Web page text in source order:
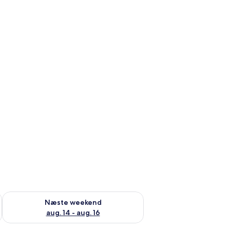
aug. 7 - aug. 9
Næste weekend
aug. 14 - aug. 16
Tjek tilgængelighed for næste weekend aug. 14 - aug. 16